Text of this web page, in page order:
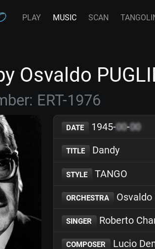
PLAY MUSIC SCAN
Osvaldo
ERT-1976
DATE 1945-00-00
TITLE Dandy
STYLE TANGO
ORCHESTRA Osvaldo
SINGER Roberto
COMPOSER Lucio